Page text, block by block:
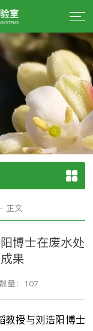
正文
博士在废水处
果
量： 107
教授与刘浩阳博士